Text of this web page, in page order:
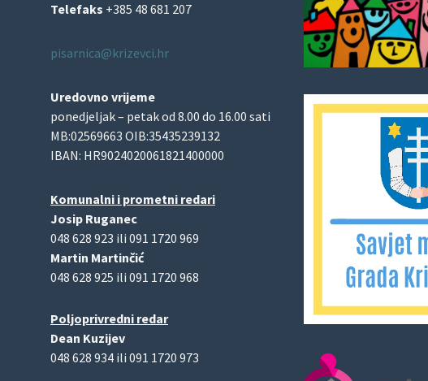
Telefaks +385 48 681 207
pisarnica@krizevci.hr
Uredovno vrijeme
ponedjeljak – petak od 8.00 do 16.00 sati
MB:02569663 OIB:35435239132
IBAN: HR9024020061821400000
Komunalni i prometni redari
Josip Ruganec
048 628 923 ili 091 1720 969
Martin Martinčić
048 628 925 ili 091 1720 968
Poljoprivredni redar
Dean Kuzijev
048 628 934 ili 091 1720 973